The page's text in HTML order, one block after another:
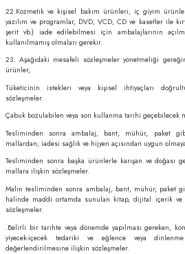
22.Kozmetik ve kişisel bakım ürünleri, iç giyim
yazılım ve programlar, DVD, VCD, CD ve kasetler ile
şerit vb.) iade edilebilmesi için ambalajlarının
kullanılmamış olmaları gerekir.
23. Aşağıdaki mesafeli sözleşmeler yönetmeliği
ürünler,
Tüketicinin istekleri veya kişisel ihtiyaçları
sözleşmeler.
Çabuk bozulabilen veya son kullanma tarihi geçebilecek
Tesliminden sonra ambalaj, bant, mühür, paket
mallardan; iadesi sağlık ve hijyen açısından uygun
Tesliminden sonra başka ürünlerle karışan ve doğası
mallara ilişkin sözleşmeler.
Malın tesliminden sonra ambalaj, bant, mühür, paket
halinde maddi ortamda sunulan kitap, dijital içerik
sözleşmeler.
.Belirli bir tarihte veya dönemde yapılması gereken,
yiyecek-içecek tedariki ve eğlence veya
değerlendirilmesine ilişkin sözleşmeler.